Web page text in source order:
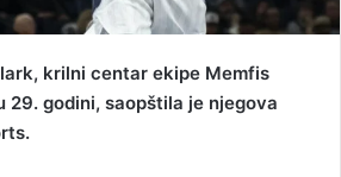
krilni centar ekipe Memfis
29. godini, saopštila je njegova